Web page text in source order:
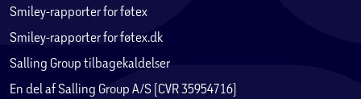
Smiley-rapporter for føtex
Smiley-rapporter for føtex.dk
Salling Group tilbagekaldelser
En del af Salling Group A/S (CVR 35954716)